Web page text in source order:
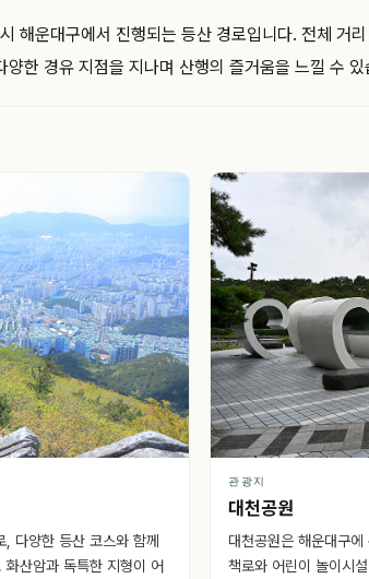
해운대구에서 진행되는 등산 경로입니다. 전체
한 경유 지점을 지나며 산행의 즐거움을 느낄 수
다양한 등산 코스와 함께
산암과 독특한 지형이 어
관광지
대천공원
대천공원은 해운대구
책로와 어린이 놀이시